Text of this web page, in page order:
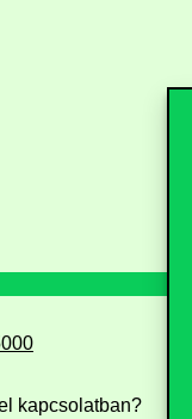
kapcsolatban?